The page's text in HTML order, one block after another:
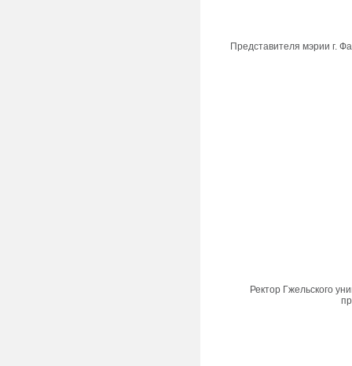
Представителя мэрии г.
Ректор Гжельского